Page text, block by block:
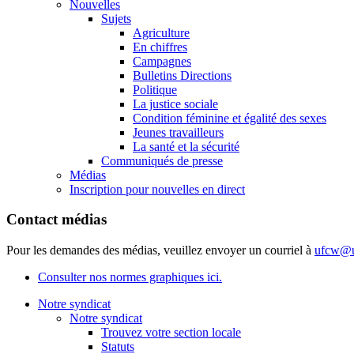
Nouvelles
Sujets
Agriculture
En chiffres
Campagnes
Bulletins Directions
Politique
La justice sociale
Condition féminine et égalité des sexes
Jeunes travailleurs
La santé et la sécurité
Communiqués de presse
Médias
Inscription pour nouvelles en direct
Contact médias
Pour les demandes des médias, veuillez envoyer un courriel à
Consulter nos normes graphiques ici.
Notre syndicat
Notre syndicat
Trouvez votre section locale
Statuts